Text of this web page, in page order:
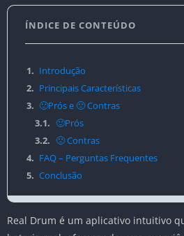
ÍNDICE DE CONTEÚDO
1. Introdução
2. Principais Características
3. 🙂Prós e 🙁 Contras
3.1. 🙂Prós
3.2. 🙁 Contras
4. FAQ – Perguntas Frequentes
5. Conclusão
Real Drum é um aplicativo intuitivo